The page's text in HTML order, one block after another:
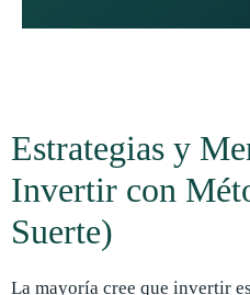
Estrategias y
Invertir con
Suerte)
La mayoría cree que invertir